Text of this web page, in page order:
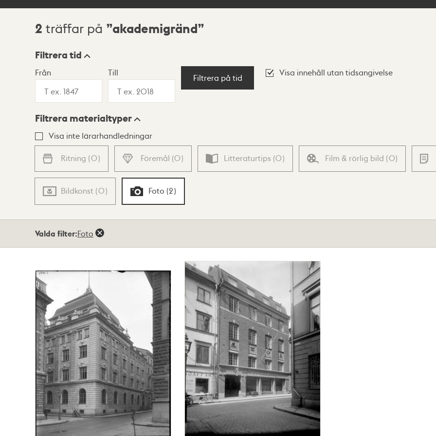
Sökresultat
2 träffar på akademigränd
Visningsläge
Lista Karta
Filtrera tid
Från Till
Filtrera på tid
Visa innehåll utan tidsangivelse
Filtrera materialtyper
Visa inte lärarhandledningar
Ritning (0) Föremål (0) Litteraturtips (0) Film & rörlig bild (0)
Bildkonst (0) Foto (2)
Valda filter:Foto